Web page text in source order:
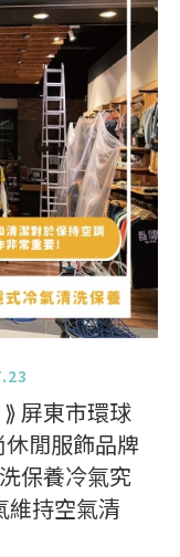
屏東市環球
閒服飾品牌
保養冷氣究
維持空氣清